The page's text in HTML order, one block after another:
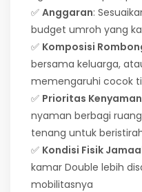
✅ Anggaran:
budget umroh yang
✅ Komposisi
bersama keluarga,
memengaruhi cocok
✅ Prioritas
nyaman berbagi
tenang untuk
✅ Kondisi Fisik
kamar Double lebih
mobilitasnya